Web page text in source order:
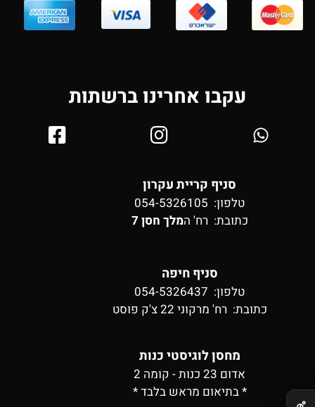
עקבו אחרינו ברשתות
סניף קריית עקרון
טלפון: 054-5326105
כתובת: רח' המלך חסן 7
סניף חיפה
טלפון: 054-5326437
כתובת: רח' מרקוני 22 צ'ק פוסט
מחסן לוגיסטי כנות
אדום 23 כנות - קומה 2
* בתיאום מראש בלבד *